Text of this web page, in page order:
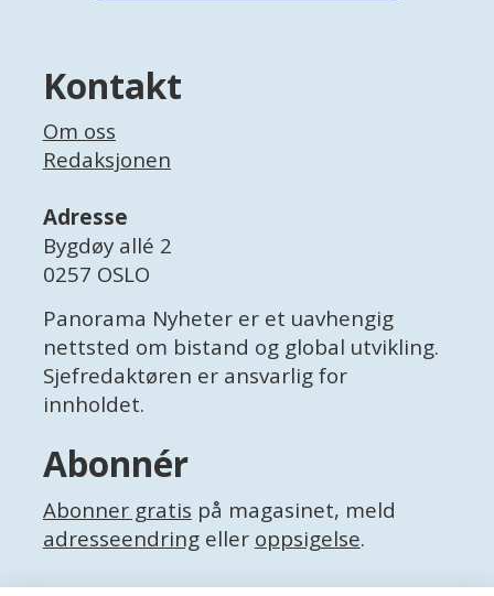
Kontakt
Om oss
Redaksjonen
Adresse
Bygdøy allé 2
0257 OSLO
Panorama Nyheter er et uavhengig
nettsted om bistand og global utvikling.
Sjefredaktøren er ansvarlig for
innholdet.
Abonnér
Abonner gratis på magasinet, meld
adresseendringeller oppsigelse.